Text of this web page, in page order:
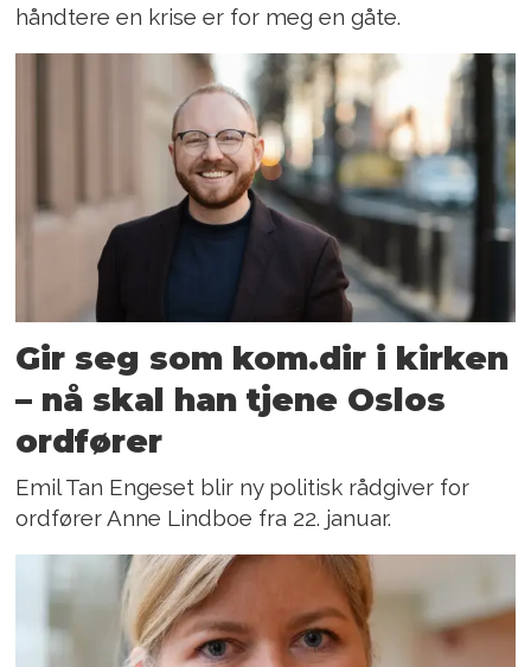
håndtere en krise er for meg en gåte.
Gir seg som kom.dir i kirken
– nå skal han tjene Oslos
ordfører
Emil Tan Engeset blir ny politisk rådgiver for
ordfører Anne Lindboe fra 22. januar.